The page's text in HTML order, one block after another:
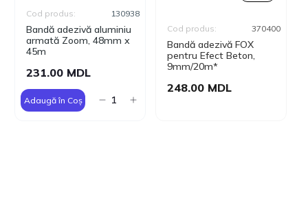
Bandă adezivă aluminiu
armată Zoom, 48mm х
45m
Cod produs: 130938
231.00 MDL
Adaugă în Coș
Bandă adezivă FOX
pentru Efect Beton,
9mm/20m*
Cod produs: 370400
248.00 MDL